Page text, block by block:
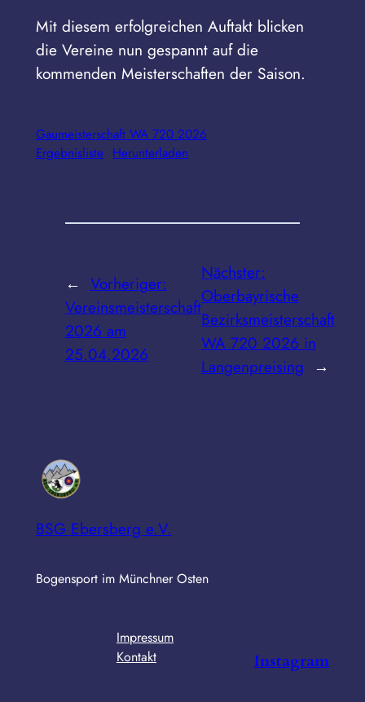
Mit diesem erfolgreichen Auftakt blicken
die Vereine nun gespannt auf die
kommenden Meisterschaften der Saison.
Gaumeisterschaft WA 720 2026
Ergebnisliste Herunterladen
← Vorheriger:
Vereinsmeisterschaft
2026 am
25.04.2026
Nächster:
Oberbayrische
Bezirksmeisterschaft
WA 720 2026 in
Langenpreising →
BSG Ebersberg e.V.
Bogensport im Münchner Osten
Impressum
Kontakt
Instagram